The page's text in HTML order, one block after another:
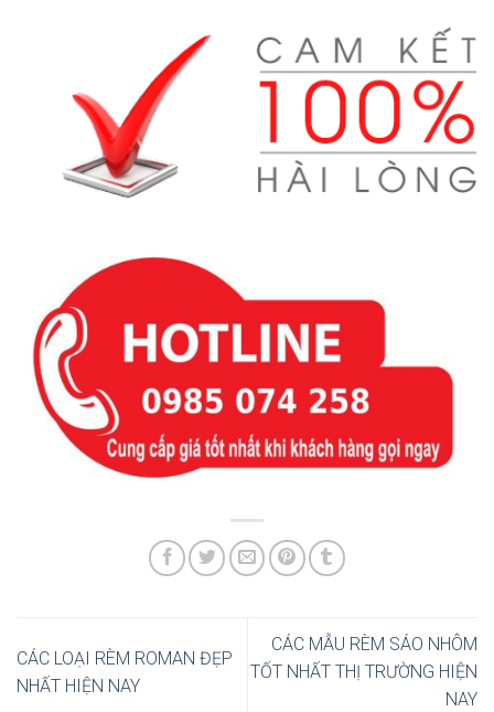
CÁC LOẠI RÈM ROMAN ĐẸP
NHẤT HIỆN NAY
CÁC MẪU RÈM SÁO NHÔM
TỐT NHẤT THỊ TRƯỜNG HIỆN
NAY